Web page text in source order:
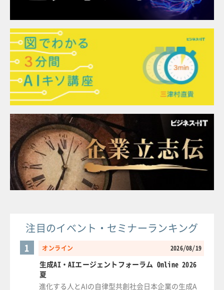
注目のイベント・セミナーランキング
オンライン 2026/08/19
1
生成AI・AIエージェントフォーラム Online 2026
夏
進化する人とAIの自律型共創社会日本企業の生成A